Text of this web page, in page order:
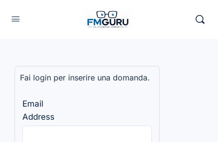
Fai login per inserire una domanda.
Email
Address